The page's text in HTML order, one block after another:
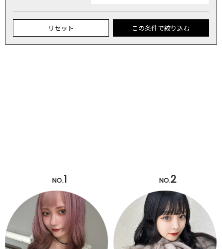
リセット この条件で絞り込む
NO.1 NO.2